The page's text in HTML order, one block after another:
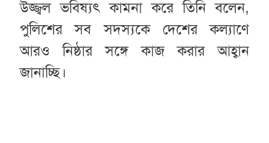
উজ্জ্বল ভবিষ্যৎ কামনা করে তিনি বলেন,
পুলিশের সব সদস্যকে দেশের কল্যাণে
আরও নিষ্ঠার সঙ্গে কাজ করার আহ্বান
জানাচ্ছি।